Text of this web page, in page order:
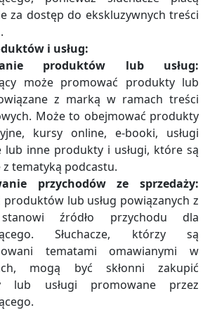
za dostęp do ekskluzywnych treści
i usług:
produktów lub usług:
może promować produkty lub
z marką w ramach treści
Może to obejmować produkty
kursy online, e-booki, usługi
lub inne produkty i usługi, które są
z tematyką podcastu.
przychodów ze sprzedaży:
produktów lub usług powiązanych z
źródło przychodu dla
Słuchacze, którzy są
tematami omawianymi w
mogą być skłonni zakupić
lub usługi promowane przez